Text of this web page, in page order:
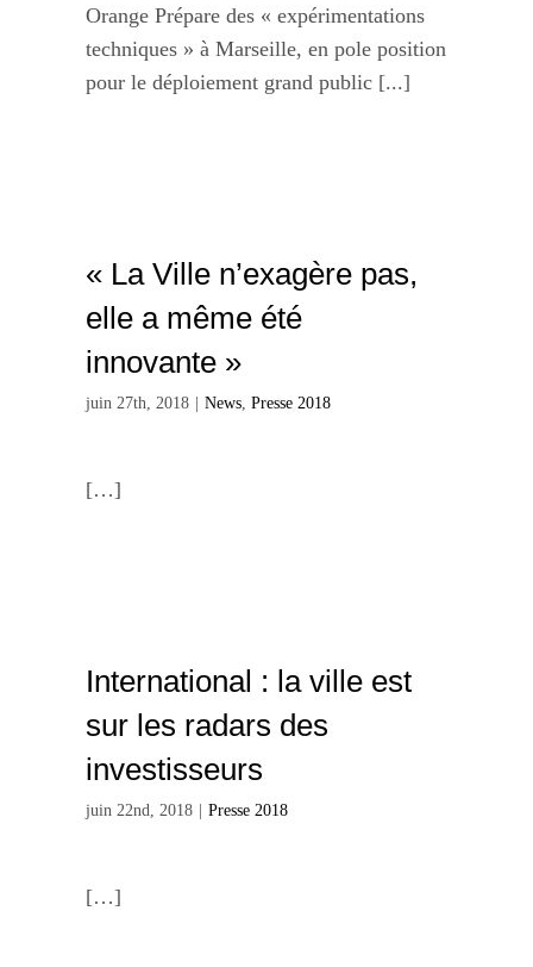
Orange Prépare des « expérimentations
techniques » à Marseille, en pole position
pour le déploiement grand public [...]
« La Ville n’exagère pas,
elle a même été
innovante »
juin 27th, 2018 | News, Presse 2018
[…]
International : la ville est
sur les radars des
investisseurs
juin 22nd, 2018 | Presse 2018
[…]